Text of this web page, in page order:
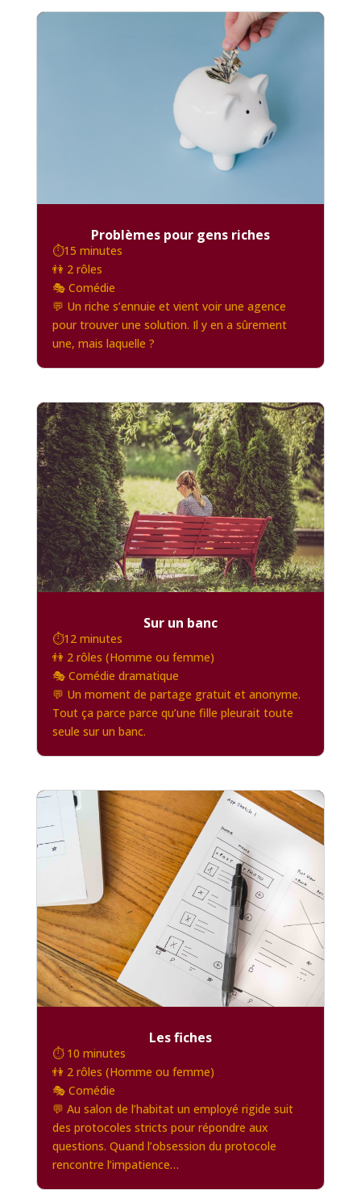
Problèmes pour gens riches
⏱️15 minutes
👫 2 rôles
🎭 Comédie
💬 Un riche s’ennuie et vient voir une agence
pour trouver une solution. Il y en a sûrement
une, mais laquelle ?
Sur un banc
⏱️12 minutes
👫 2 rôles (Homme ou femme)
🎭 Comédie dramatique
💬 Un moment de partage gratuit et anonyme.
Tout ça parce parce qu’une fille pleurait toute
seule sur un banc.
Les fiches
⏱️ 10 minutes
👫 2 rôles (Homme ou femme)
🎭 Comédie
💬 Au salon de l’habitat un employé rigide suit
des protocoles stricts pour répondre aux
questions. Quand l’obsession du protocole
rencontre l’impatience…